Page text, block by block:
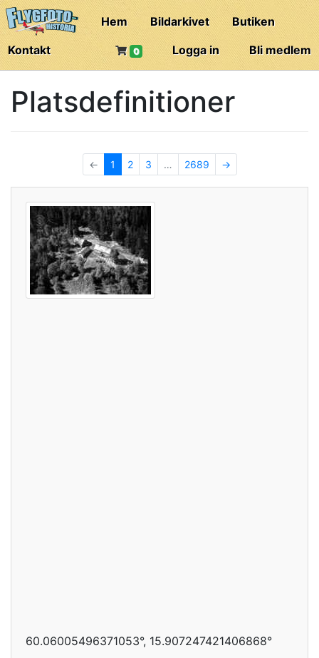
Hem Bildarkivet
Butiken
Kontakt
Bli medlem
Logga in
0
Platsdefinitioner
← 1 2 3 … 2689 →
60.06005496371053°, 15.907247421406868°